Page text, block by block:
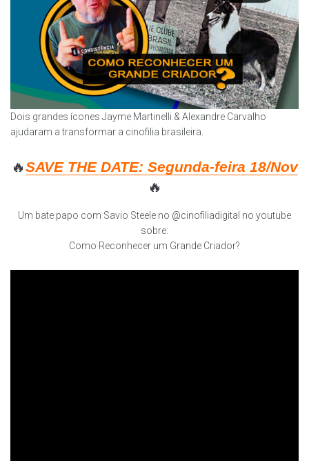
Dois grandes ícones Jayme Martinelli & Alexandre Carvalho
ajudaram a transformar a cinofilia brasileira.
🔥SAVE THE DATE: Segunda-feira 18/Nov
🔥
Um bate papo com Savio Steele no @cinofiliadigital no youtube
sobre:
Como Reconhecer um Grande Criador?